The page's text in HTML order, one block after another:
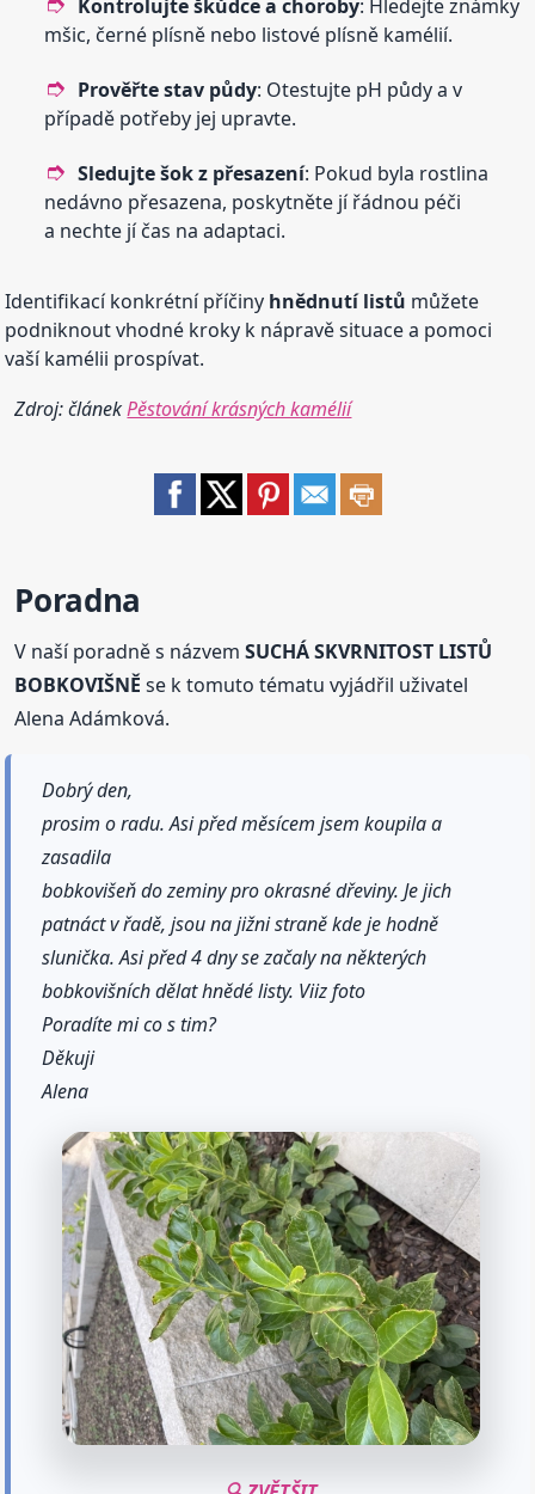
Kontrolujte škůdce a choroby: Hledejte známky
mšic, černé plísně nebo listové plísně kamélií.
Prověřte stav půdy: Otestujte pH půdy a v
případě potřeby jej upravte.
Sledujte šok z přesazení: Pokud byla rostlina
nedávno přesazena, poskytněte jí řádnou péči
a nechte jí čas na adaptaci.
Identifikací konkrétní příčiny hnědnutí listů můžete
podniknout vhodné kroky k nápravě situace a pomoci
vaší kamélii prospívat.
Zdroj: článekPěstování krásných kamélií
Poradna
V naší poradně s názvemSUCHÁ SKVRNITOST LISTŮ
BOBKOVIŠNĚ se k tomuto tématu vyjádřil uživatel
Alena Adámková.
Dobrý den,
prosim o radu. Asi před měsícem jsem koupila a
zasadila
bobkovišeň do zeminy pro okrasné dřeviny. Je jich
patnáct v řadě, jsou na jižni straně kde je hodně
slunička. Asi před 4 dny se začaly na některých
bobkovišních dělat hnědé listy. Viiz foto
Poradíte mi co s tim?
Děkuji
Alena